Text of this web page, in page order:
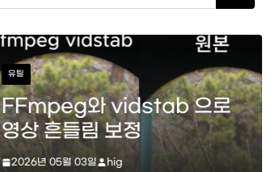
스타크래프트
스타크래프트 메딕 마법 스킬
(힐, 옵티컬 플레어, 리스토레
이션)